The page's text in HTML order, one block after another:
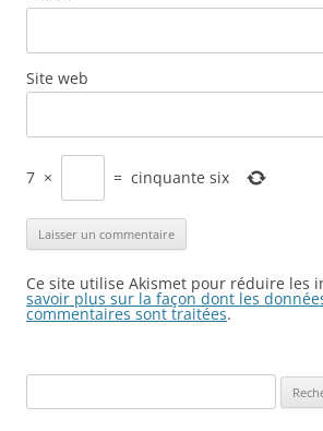
Site web
7 × = cinquante six
Ce site utilise Akismet pour réduire les
savoir plus sur la façon dont les
commentaires sont traitées.